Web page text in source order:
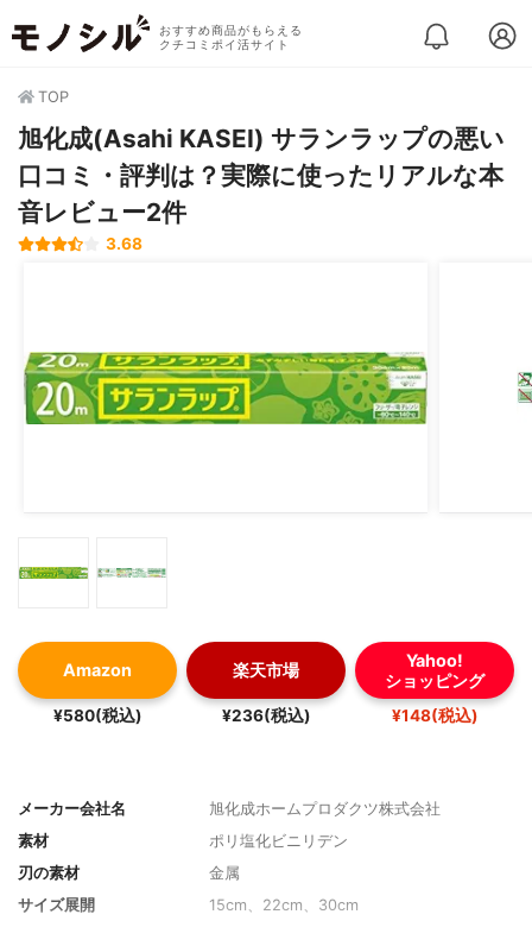
おすすめ商品がもらえる
クチコミポイ活サイト
TOP
旭化成(Asahi KASEI) サランラップの悪い
口コミ・評判は？実際に使ったリアルな本
音レビュー2件
3.68
Amazon
¥580(税込)
楽天市場
¥236(税込)
Yahoo!
ショッピング
¥148(税込)
メーカー会社名
旭化成ホームプロダクツ株式会社
素材
ポリ塩化ビニリデン
刃の素材
金属
サイズ展開
15cm、22cm、30cm